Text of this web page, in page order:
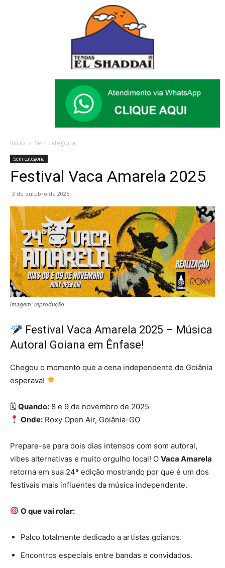
Início Sem categoria
Sem categoria
Festival Vaca Amarela 2025
3 de outubro de 2025
imagem: reprodução
Festival Vaca Amarela 2025 – Música
Autoral Goiana em Ênfase!
Chegou o momento que a cena independente de Goiânia
esperava!
🗓 Quando: 8 e 9 de novembro de 2025
Onde: Roxy Open Air, Goiânia-GO
Prepare-se para dois dias intensos com som autoral,
vibes alternativas e muito orgulho local! O Vaca Amarela
retorna em sua 24ª edição mostrando por que é um dos
festivais mais influentes da música independente.
O que vai rolar:
Palco totalmente dedicado a artistas goianos.
Encontros especiais entre bandas e convidados.